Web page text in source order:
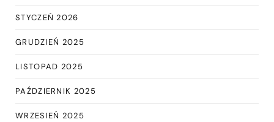
STYCZEŃ 2026
GRUDZIEŃ 2025
LISTOPAD 2025
PAŹDZIERNIK 2025
WRZESIEŃ 2025